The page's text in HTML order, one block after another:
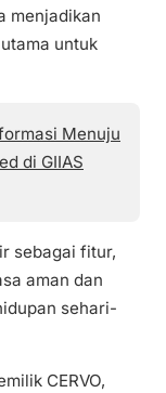
menjadikan
untuk
Menuju
di GIIAS
sebagai fitur,
aman dan
sehari-
CERVO,